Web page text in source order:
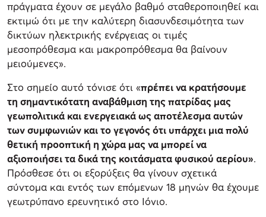
πράγματα έχουν σε μεγάλο βαθμό σταθεροποιηθεί και
εκτιμώ ότι με την καλύτερη διασυνδεσιμότητα των
δικτύων ηλεκτρικής ενέργειας οι τιμές
μεσοπρόθεσμα και μακροπρόθεσμα θα βαίνουν
μειούμενες».
Στο σημείο αυτό τόνισε ότι «πρέπει να κρατήσουμε
τη σημαντικότατη αναβάθμιση της πατρίδας μας
γεωπολιτικά και ενεργειακά ως αποτέλεσμα αυτών
των συμφωνιών και το γεγονός ότι υπάρχει μια πολύ
θετική προοπτική η χώρα μας να μπορεί να
αξιοποιήσει τα δικά της κοιτάσματα φυσικού αερίου».
Πρόσθεσε ότι οι εξορύξεις θα γίνουν σχετικά
σύντομα και εντός των επόμενων 18 μηνών θα έχουμε
γεωτρύπανο ερευνητικό στο Ιόνιο.